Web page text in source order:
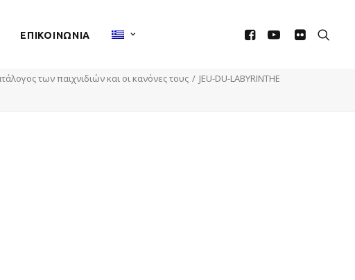
ΕΠΙΚΟΙΝΩΝIΑ
των παιχνιδιών και οι κανόνες τους JEU-DU-LABYRINTHE